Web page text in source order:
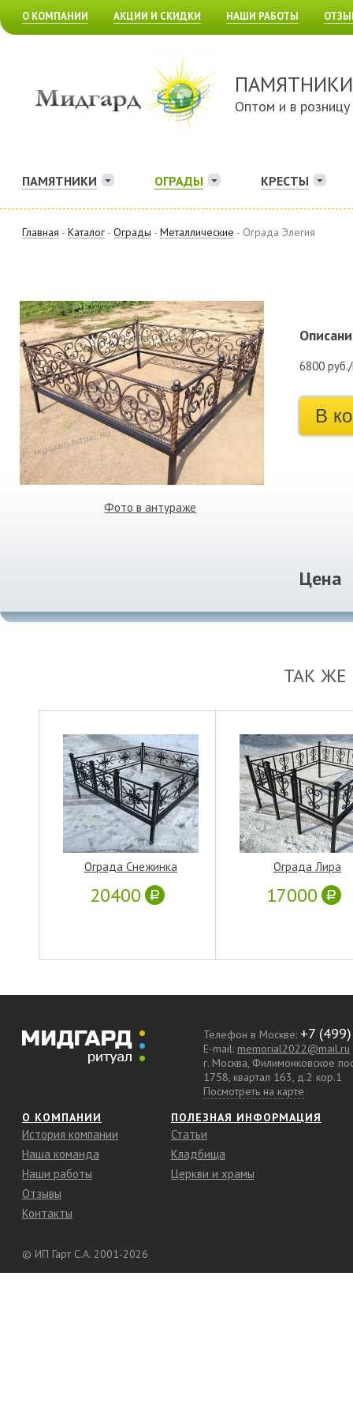
О КОМПАНИИ АКЦИИ И СКИДКИ НАШИ РАБОТЫ
ПАМЯТНИКИ
Оптом и в розницу
ПАМЯТНИКИ ОГРАДЫ КРЕСТЫ
Главная - Каталог - Ограды - Металлические - Ограда Элегия
Фото в антураже
6800
В
Цена
ТАК
Ограда Снежинка
20400
Ограда Лира
17000
Телефон в Москве:
E-mail: memorial2022@mail.ru
г. Москва, Филимонковское
1758, квартал 163, д.2 кор.1
Посмотреть на карте
О КОМПАНИИ
История компании
Наша команда
Наши работы
Отзывы
Контакты
ПОЛЕЗНАЯ ИНФОРМАЦИЯ
Статьи
Кладбища
Церкви и храмы
© ИП Гарт С.А. 2001-2026